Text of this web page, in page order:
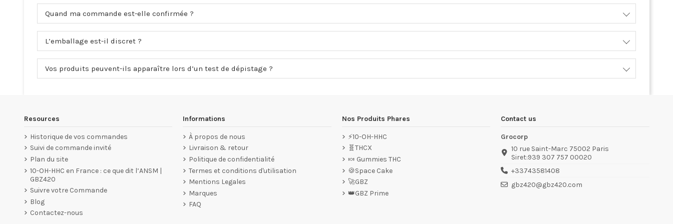
Quand ma commande est-elle confirmée ?
L’emballage est-il discret ?
Vos produits peuvent-ils apparaître lors d’un test de dépistage ?
Resources
Historique de vos commandes
Suivi de commande invité
Plan du site
10-OH-HHC en France : ce que dit l’ANSM |
GBZ420
Suivre votre Commande
Blog
Contactez-nous
Informations
À propos de nous
Livraison & retour
Politique de confidentialité
Termes et conditions d'utilisation
Mentions Legales
Marques
FAQ
Nos Produits Phares
⚡10-OH-HHC
🧬THCX
🍬 Gummies THC
🍪Space Cake
🚀GBZ
👑GBZ Prime
Contact us
Grocorp
10 rue Saint-Marc 75002 Paris
Siret:939 307 757 00020
+33743581408
gbz420@gbz420.com